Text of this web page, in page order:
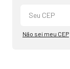
Não sei meu CEP